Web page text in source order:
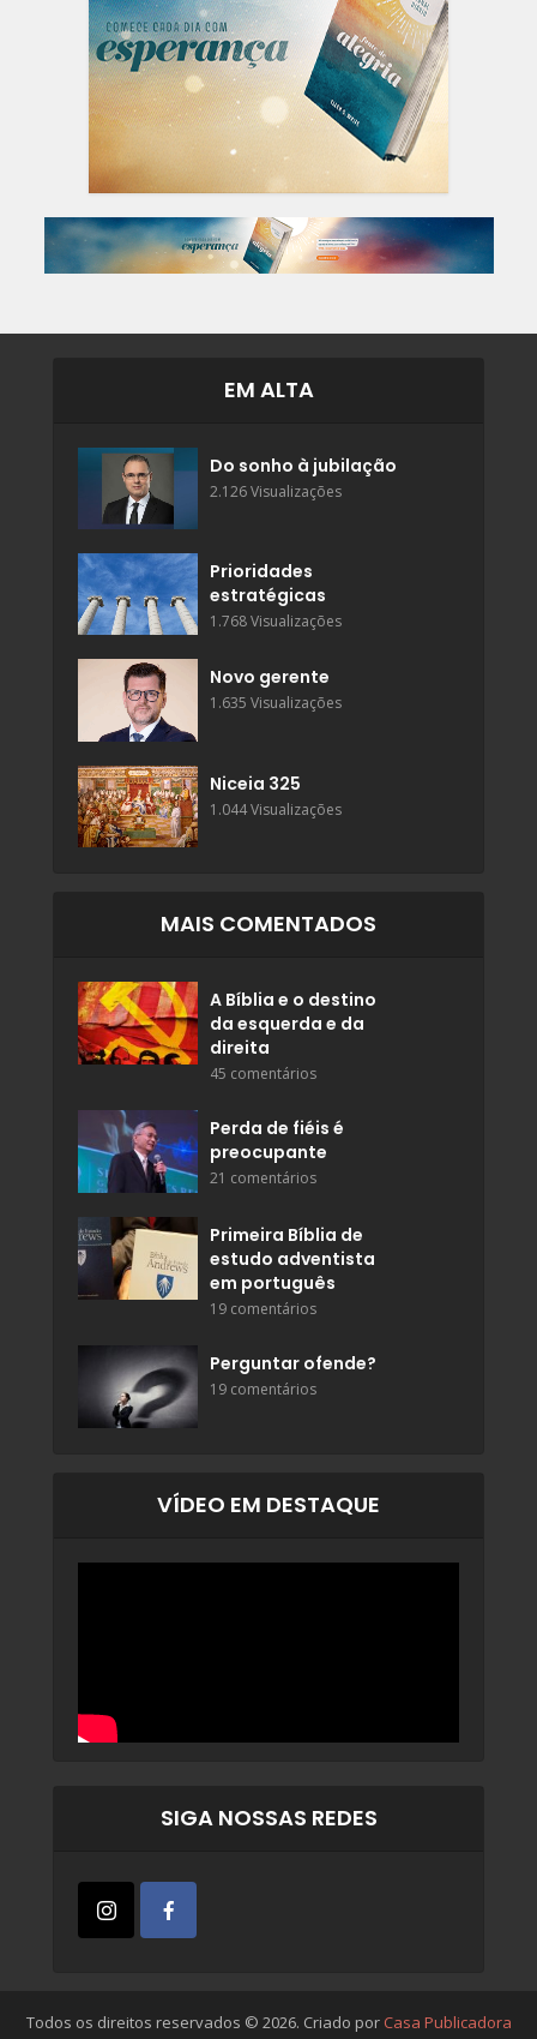
EM ALTA
Do sonho à jubilação
2.126 Visualizações
Prioridades
estratégicas
1.768 Visualizações
Novo gerente
1.635 Visualizações
Niceia 325
1.044 Visualizações
MAIS COMENTADOS
A Bíblia e o destino
da esquerda e da
direita
45 comentários
Perda de fiéis é
preocupante
21 comentários
Primeira Bíblia de
estudo adventista
em português
19 comentários
Perguntar ofende?
19 comentários
VÍDEO EM DESTAQUE
SIGA NOSSAS REDES
Todos os direitos reservados © 2026. Criado por Casa Publicadora